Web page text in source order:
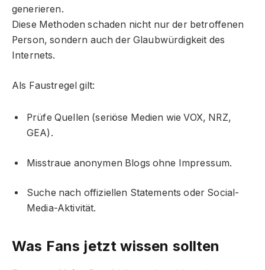
generieren.
Diese Methoden schaden nicht nur der betroffenen
Person, sondern auch der Glaubwürdigkeit des
Internets.
Als Faustregel gilt:
Prüfe Quellen (seriöse Medien wie VOX, NRZ,
GEA).
Misstraue anonymen Blogs ohne Impressum.
Suche nach offiziellen Statements oder Social-
Media-Aktivität.
Was Fans jetzt wissen sollten